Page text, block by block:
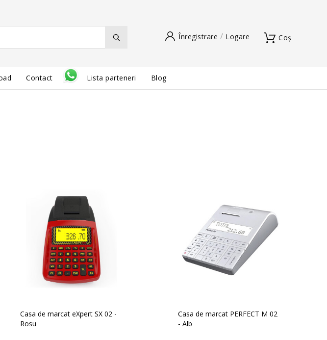
Coș
Înregistrare Logare
Contact Lista parteneri Blog
Casa de marcat eXpert SX 02 -
Rosu
Casa de marcat PERFECT M 02
- Alb